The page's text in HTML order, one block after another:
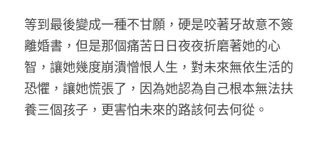
等到最後變成一種不甘願，硬是咬著牙故意不簽
離婚書，但是那個痛苦日日夜夜折磨著她的心
智，讓她幾度崩潰憎恨人生，對未來無依生活的
恐懼，讓她慌張了，因為她認為自己根本無法扶
養三個孩子，更害怕未來的路該何去何從。